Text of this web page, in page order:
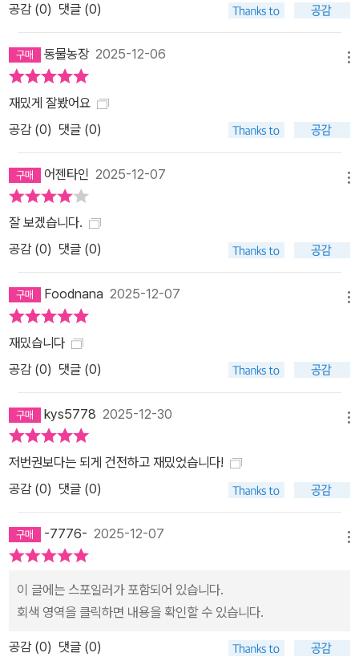
공감 (0) 댓글 (0)
동물농장2025-12-06
재밌게 잘봤어요
공감 (0) 댓글 (0)
어젠타인 2025-12-07
잘 보겠습니다.
공감 (0) 댓글 (0)
Foodnana 2025-12-07
재밌습니다
공감 (0) 댓글 (0)
kys5778 2025-12-30
저번권보다는 되게 건전하고 재밌었습니다!
공감 (0) 댓글 (0)
-7776- 2025-12-07
이 글에는 스포일러가 포함되어 있습니다.
회색 영역을 클릭하면 내용을 확인할 수 있습니다.
공감 (0) 댓글 (0)